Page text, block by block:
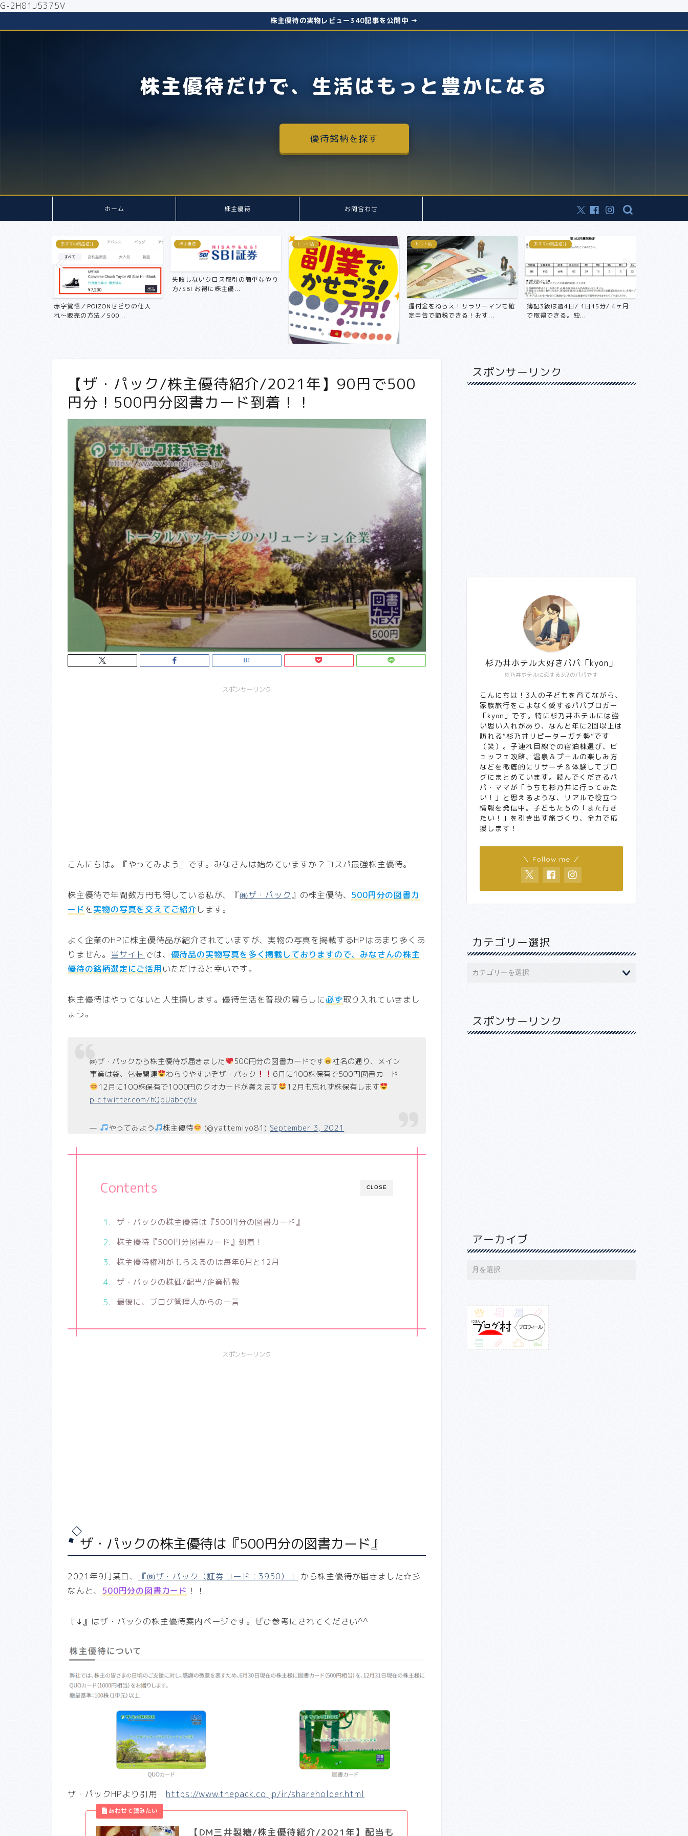
G-2H81J5375V
株主優待の実物レビュー340記事を公開中 →
株主優待だけで、生活はもっと豊かになる
優待銘柄を探す
ホーム 株主優待 お問合わせ
株主優待
失敗しないクロス取引の簡単なやり
方/SBI お得に株主優...
ヒント帖 ヒント帖
還付金をねらえ！サラリーマンも確
定申告で節税できる！おす...
おすすめ商品紹介
簿記3級は週4日/ 1日15分/ 4ヶ月
で取得できる。独...
おすすめ商品紹介
年収800万円の会社員が節税目的で
不動産投資をやる前にや...
【ザ・パック/株主優待紹介/2021年】90円で500
円分！500円分図書カード到着！！
スポンサーリンク
こんにちは。『やってみよう』です。みなさんは始めていますか？コスパ最強株主優待。
株主優待で年間数万円も得している私が、『㈱ザ・パック』の株主優待、 500円分の図書カ
ードを実物の写真を交えてご紹介します。
よく企業のHPに株主優待品が紹介されていますが、実物の写真を掲載するHPはあまり多くあ
りません。 当サイトでは、 優待品の実物写真を多く掲載しておりますので、みなさんの株主
優待の銘柄選定にご活用いただけると幸いです。
株主優待はやってないと人生損します。優待生活を普段の暮らしに必ず取り入れていきまし
ょう。
㈱ザ・パックから株主優待が届きました 500円分の図書カードです
社名の通り、メイン
事業は袋、包装関連
わらりやすいぞザ・パック
6月に100株保有で500円図書カード
12月に100株保有で1000円のクオカードが貰えます
12月も忘れず株保有します
pic.twitter.com/hQbUabtg9x
— やってみよう 株主優待 (@yattemiyo81) September 3, 2021
CLOSE
Contents
ザ・パックの株主優待は『500円分の図書カード』
株主優待『500円分図書カード』到着！
株主優待権利がもらえるのは毎年6月と12月
ザ・パックの株価/配当/企業情報
最後に、ブログ管理人からの一言
スポンサーリンク
ザ・パックの株主優待は『500円分の図書カード』
2021年9月某日、 『㈱ザ・パック（証券コード：3950）』
から株主優待が届きました☆彡
なんと、 500円分の図書カード ！！
『↓』 はザ・パックの株主優待案内ページです。ぜひ参考にされてください^^
ザ・パックHPより引用 https://www.thepack.co.jp/ir/shareholder.html
【DM三井製糖/株主優待紹介/2021年】配当も
スポンサーリンク
杉乃井ホテルに恋する3児のパパです
杉乃井ホテル大好きパパ「kyon」
こんにちは！3人の子どもを育てながら、
家族旅行をこよなく愛するパパブロガー
「kyon」です。特に杉乃井ホテルには強
い思い入れがあり、なんと年に2回以上は
訪れる“杉乃井リピーターガチ勢”です
（笑）。子連れ目線での宿泊棟選び、ビ
ュッフェ攻略、温泉＆プールの楽しみ方
などを徹底的にリサーチ＆体験してブロ
グにまとめています。読んでくださるパ
パ・ママが「うちも杉乃井に行ってみた
い！」と思えるような、リアルで役立つ
情報を発信中。子どもたちの「また行き
たい！」を引き出す旅づくり、全力で応
援します！
＼ Follow me ／
カテゴリー選択
スポンサーリンク
アーカイブ